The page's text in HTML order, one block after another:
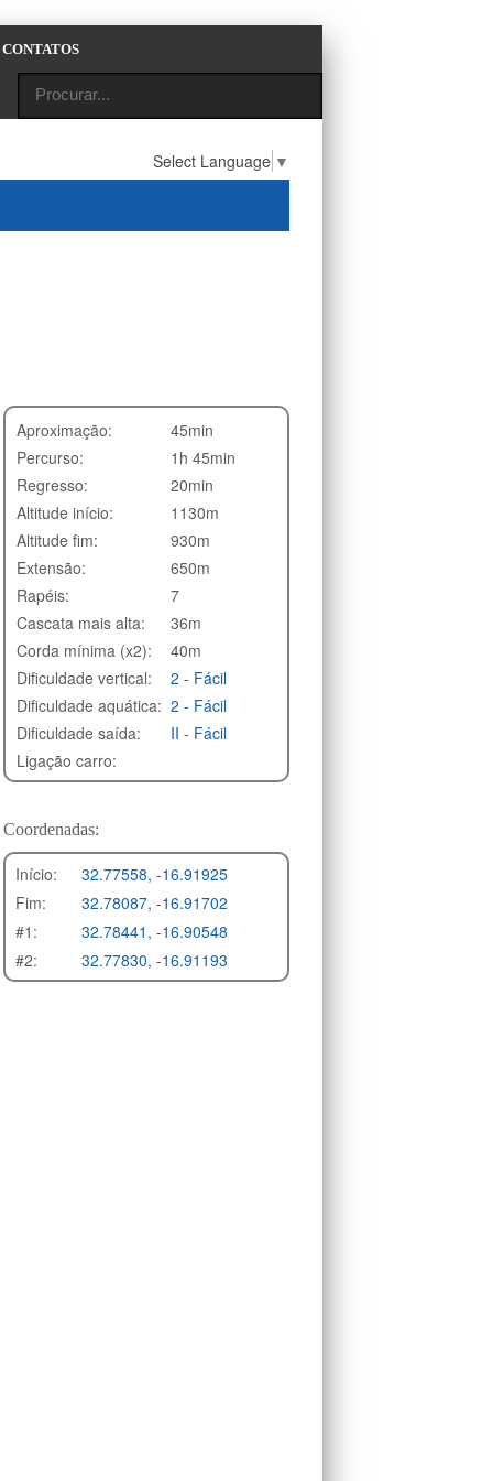
CONTATOS
Select Language ▼
Aproximação:
45min
Percurso:
1h 45min
Regresso:
20min
Altitude início:
1130m
Altitude fim:
930m
Extensão:
650m
Rapéis:
7
Cascata mais alta:
36m
Corda mínima (x2):
40m
Dificuldade vertical:
2 - Fácil
Dificuldade aquática: 2 - Fácil
Dificuldade saída:
II - Fácil
Ligação carro:
Coordenadas:
Início:
32.77558, -16.91925
Fim:
32.78087, -16.91702
#1:
32.78441, -16.90548
#2:
32.77830, -16.91193